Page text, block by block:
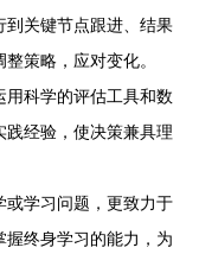
到关键节点跟进、结果
策略，应对变化。
用科学的评估工具和数
经验，使决策兼具理
或学习问题，更致力于
终身学习的能力，为